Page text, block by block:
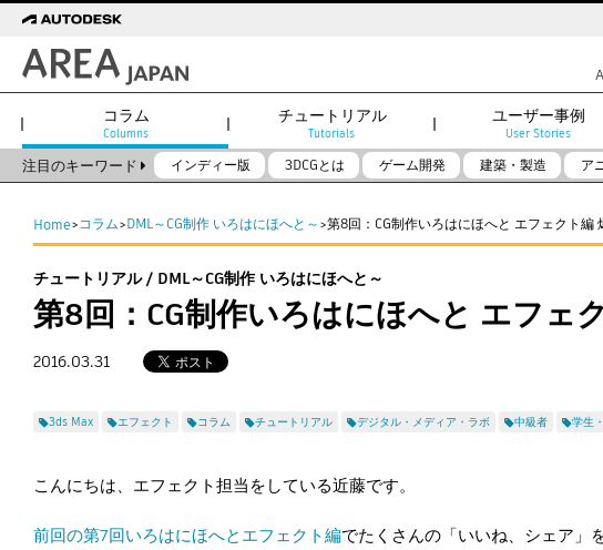
コラム
Columns
チュートリアル
Tutorials
ユーザー事例
User Stories
注目のキーワード インディー版 3DCGとは ゲーム開発 建築・製造 ア
Home>コラム>DML～CG制作 いろはにほへと～>第8回：CG制作いろはにほへと エフェクト編
チュートリアル / DML～CG制作 いろはにほへと～
第8回：CG制作いろはにほへと エフェ
2016.03.31
3ds Max エフェクト コラム チュートリアル デジタル・メディア・ラボ 中級者 学生
こんにちは、エフェクト担当をしている近藤です。
前回の第7回いろはにほへとエフェクト編でたくさんの「いいね、シェア」